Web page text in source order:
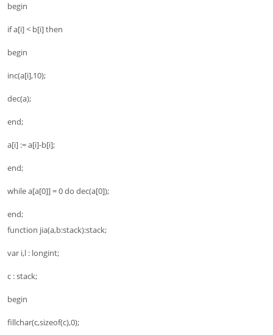
begin
if a[i] < b[i] then
begin
inc(a[i],10);
dec(a);
end;
a[i] := a[i]-b[i];
end;
while a[a[0]] = 0 do dec(a[0]);
end;
function jia(a,b:stack):stack;
var i,l : longint;
c : stack;
begin
fillchar(c,sizeof(c),0);